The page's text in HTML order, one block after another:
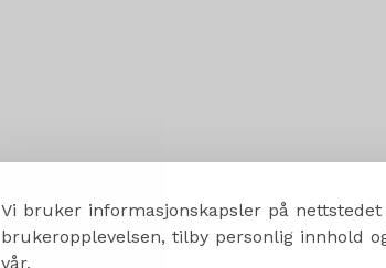
Vi bruker informasjonskapsler på
brukeropplevelsen, tilby personlig innhold
vår.